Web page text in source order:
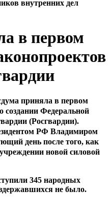
внутренних дел
в первом
приняла в первом
создании Федеральной
(Росгвардии).
РФ Владимиром
день после того, как
новой силовой
345 народных
не было.